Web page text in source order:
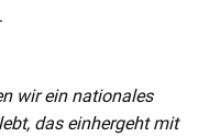
wir ein nationales
das einhergeht mit